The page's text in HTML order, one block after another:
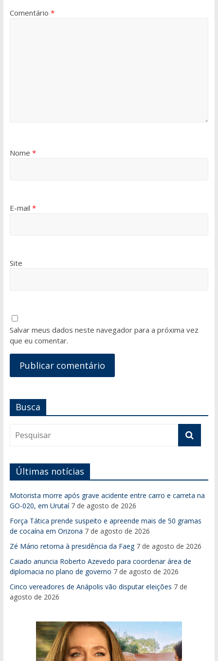
Comentário *
Nome *
E-mail *
Site
Salvar meus dados neste navegador para a próxima vez
que eu comentar.
Busca
Últimas notícias
Motorista morre após grave acidente entre carro e carreta na
GO-020, em Urutaí 7 de agosto de 2026
Força Tática prende suspeito e apreende mais de 50 gramas
de cocaína em Orizona 7 de agosto de 2026
Zé Mário retorna à presidência da Faeg 7 de agosto de 2026
Caiado anuncia Roberto Azevedo para coordenar área de
diplomacia no plano de governo 7 de agosto de 2026
Cinco vereadores de Anápolis vão disputar eleições 7 de
agosto de 2026